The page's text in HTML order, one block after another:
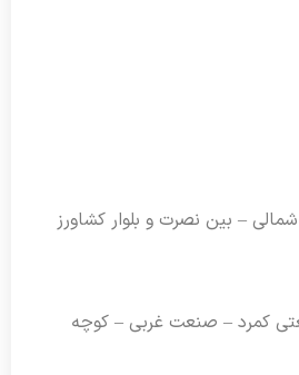
– بین نصرت و بلوار کشاورز
کمرد – صنعت غربی – کوچه